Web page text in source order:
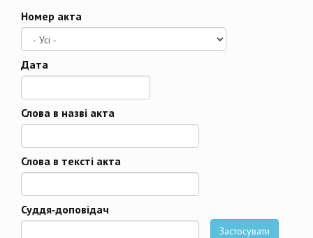
Номер акта
Дата
Дата
Слова в назві акта
Слова в тексті акта
Суддя-доповідач
Застосувати